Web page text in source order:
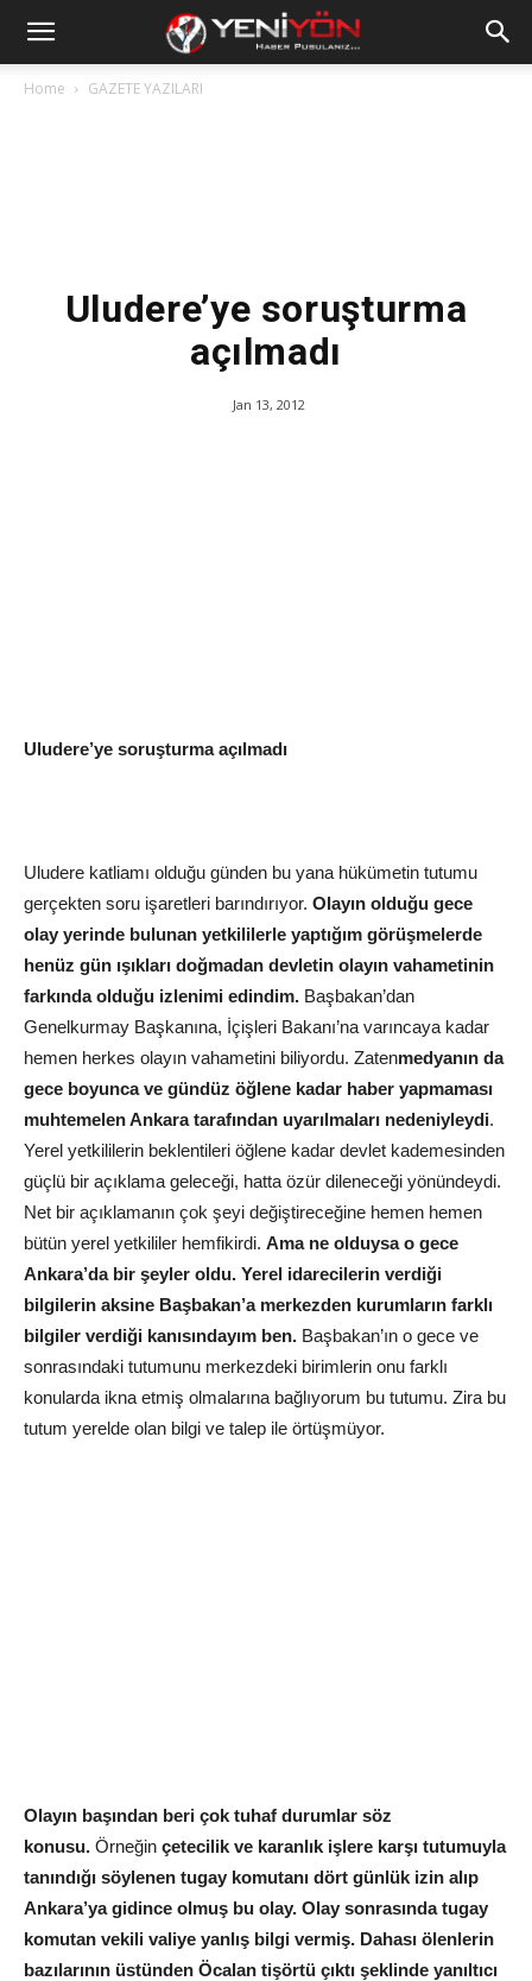
Home GAZETE YAZILARI
Uludere’ye soruşturma
açılmadı
Jan 13, 2012
Uludere’ye soruşturma açılmadı
Uludere katliamı olduğu günden bu yana hükümetin tutumu
gerçekten soru işaretleri barındırıyor. Olayın olduğu gece
olay yerinde bulunan yetkililerle yaptığım görüşmelerde
henüz gün ışıkları doğmadan devletin olayın vahametinin
farkında olduğu izlenimi edindim. Başbakan’dan
Genelkurmay Başkanına, İçişleri Bakanı’na varıncaya kadar
hemen herkes olayın vahametini biliyordu. Zatenmedyanın da
gece boyunca ve gündüz öğlene kadar haber yapmaması
muhtemelen Ankara tarafından uyarılmaları nedeniyleydi.
Yerel yetkililerin beklentileri öğlene kadar devlet kademesinden
güçlü bir açıklama geleceği, hatta özür dileneceği yönündeydi.
Net bir açıklamanın çok şeyi değiştireceğine hemen hemen
bütün yerel yetkililer hemfikirdi. Ama ne olduysa o gece
Ankara’da bir şeyler oldu. Yerel idarecilerin verdiği
bilgilerin aksine Başbakan’a merkezden kurumların farklı
bilgiler verdiği kanısındayım ben. Başbakan’ın o gece ve
sonrasındaki tutumunu merkezdeki birimlerin onu farklı
konularda ikna etmiş olmalarına bağlıyorum bu tutumu. Zira bu
tutum yerelde olan bilgi ve talep ile örtüşmüyor.
Olayın başından beri çok tuhaf durumlar söz
konusu. Örneğin çetecilik ve karanlık işlere karşı tutumuyla
tanındığı söylenen tugay komutanı dört günlük izin alıp
Ankara’ya gidince olmuş bu olay. Olay sonrasında tugay
komutan vekili valiye yanlış bilgi vermiş. Dahası ölenlerin
bazılarının üstünden Öcalan tişörtü çıktı şeklinde yanıltıcı